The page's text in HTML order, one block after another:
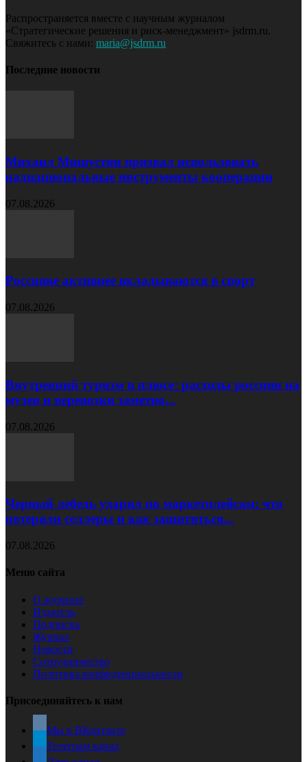
Распространяется вместе с научным журналом
«Стратегические решения и риск-менеджмент» jsdrm.ru.
Свяжитесь с нами: maria@jsdrm.ru
Последние новости
Михаил Мишустин призвал использовать
наднациональные инструменты кооперации
07.08.2026
Россияне активнее вкладываются в спорт
07.08.2026
Внутренний туризм в плюсе: расходы россиян на
музеи и перевозки заметно...
07.08.2026
Черный лебедь ударил по маркетплейсам: что
потеряли селлеры и как защититься...
07.08.2026
Меню сайта
О журнале
Издатель
Подписка
Журнал
Новости
Сотрудничество
Политика конфиденциальности
Присоединяйтесь к нам
Мы в ВКонтакте
Телеграм канал